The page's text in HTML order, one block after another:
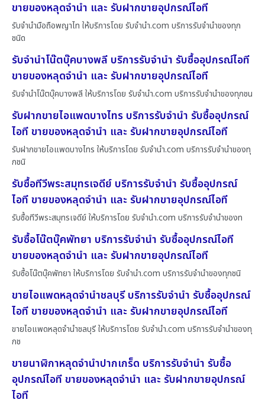
ขายของหลุดจำนำ และ รับฝากขายอุปกรณ์ไอที
รับจำนำมือถือพญาไท ให้บริการโดย รับจํานํา.com บริการรับจำนำของทุก
ชนิด
รับจำนำโน๊ตบุ๊คบางพลี บริการรับจำนำ รับซื้ออุปกรณ์ไอที
ขายของหลุดจำนำ และ รับฝากขายอุปกรณ์ไอที
รับจำนำโน๊ตบุ๊คบางพลี ให้บริการโดย รับจํานํา.com บริการรับจำนำของทุกชน
รับฝากขายไอแพดบางไทร บริการรับจำนำ รับซื้ออุปกรณ์
ไอที ขายของหลุดจำนำ และ รับฝากขายอุปกรณ์ไอที
รับฝากขายไอแพดบางไทร ให้บริการโดย รับจํานํา.com บริการรับจำนำของทุ
กชนิ
รับซื้อทีวีพระสมุทรเจดีย์ บริการรับจำนำ รับซื้ออุปกรณ์
ไอที ขายของหลุดจำนำ และ รับฝากขายอุปกรณ์ไอที
รับซื้อทีวีพระสมุทรเจดีย์ ให้บริการโดย รับจํานํา.com บริการรับจำนำของท
รับซื้อโน๊ตบุ๊คพัทยา บริการรับจำนำ รับซื้ออุปกรณ์ไอที
ขายของหลุดจำนำ และ รับฝากขายอุปกรณ์ไอที
รับซื้อโน๊ตบุ๊คพัทยา ให้บริการโดย รับจํานํา.com บริการรับจำนำของทุกชนิ
ขายไอแพดหลุดจำนำชลบุรี บริการรับจำนำ รับซื้ออุปกรณ์
ไอที ขายของหลุดจำนำ และ รับฝากขายอุปกรณ์ไอที
ขายไอแพดหลุดจำนำชลบุรี ให้บริการโดย รับจํานํา.com บริการรับจำนำของทุ
กช
ขายนาฬิกาหลุดจำนำปากเกร็ด บริการรับจำนำ รับซื้อ
อุปกรณ์ไอที ขายของหลุดจำนำ และ รับฝากขายอุปกรณ์
ไอที